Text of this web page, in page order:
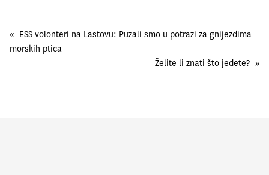
« ESS volonteri na Lastovu: Puzali smo u potrazi za gnijezdima
morskih ptica
Želite li znati što jedete? »